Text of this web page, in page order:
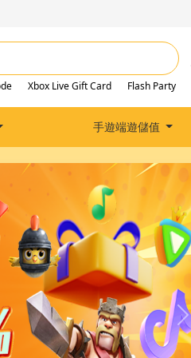
Xbox Live Gift Card Flash Party
手遊端遊儲值